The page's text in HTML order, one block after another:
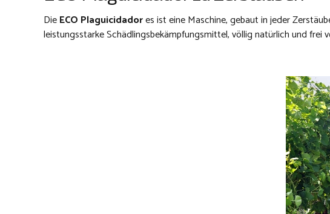
DieECO Plaguicidadores ist eine Maschine, gebaut in jeder
leistungsstarke Schädlingsbekämpfungsmittel, völlig natürlich und frei